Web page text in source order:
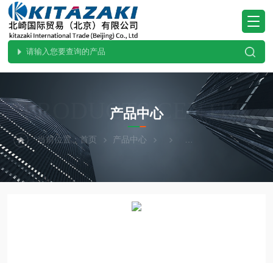
PRODUCTS CENTER
产品中心
当前位置：首页 产品中心 ohnobellows大野贝洛